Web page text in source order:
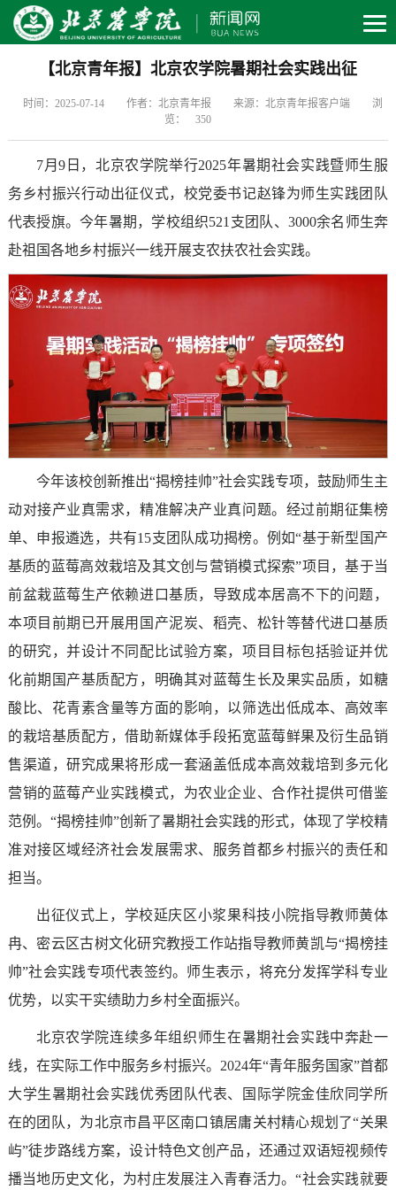
【北京青年报】北京农学院暑期社会实践出征
时间：2025-07-14 作者：北京青年报 来源：北京青年报客户端
浏
览：
350
7月9日，北京农学院举行2025年暑期社会实践暨师生服
务乡村振兴行动出征仪式，校党委书记赵锋为师生实践团队
代表授旗。今年暑期，学校组织521支团队、3000余名师生奔
赴祖国各地乡村振兴一线开展支农扶农社会实践。
今年该校创新推出“揭榜挂帅”社会实践专项，鼓励师生主
动对接产业真需求，精准解决产业真问题。经过前期征集榜
单、申报遴选，共有15支团队成功揭榜。例如“基于新型国产
基质的蓝莓高效栽培及其文创与营销模式探索”项目，基于当
前盆栽蓝莓生产依赖进口基质，导致成本居高不下的问题，
本项目前期已开展用国产泥炭、稻壳、松针等替代进口基质
的研究，并设计不同配比试验方案，项目目标包括验证并优
化前期国产基质配方，明确其对蓝莓生长及果实品质，如糖
酸比、花青素含量等方面的影响，以筛选出低成本、高效率
的栽培基质配方，借助新媒体手段拓宽蓝莓鲜果及衍生品销
售渠道，研究成果将形成一套涵盖低成本高效栽培到多元化
营销的蓝莓产业实践模式，为农业企业、合作社提供可借鉴
范例。“揭榜挂帅”创新了暑期社会实践的形式，体现了学校精
准对接区域经济社会发展需求、服务首都乡村振兴的责任和
担当。
出征仪式上，学校延庆区小浆果科技小院指导教师黄体
冉、密云区古树文化研究教授工作站指导教师黄凯与“揭榜挂
帅”社会实践专项代表签约。师生表示，将充分发挥学科专业
优势，以实干实绩助力乡村全面振兴。
北京农学院连续多年组织师生在暑期社会实践中奔赴一
线，在实际工作中服务乡村振兴。2024年“青年服务国家”首都
大学生暑期社会实践优秀团队代表、国际学院金佳欣同学所
在的团队，为北京市昌平区南口镇居庸关村精心规划了“关果
屿”徒步路线方案，设计特色文创产品，还通过双语短视频传
播当地历史文化，为村庄发展注入青春活力。“社会实践就要